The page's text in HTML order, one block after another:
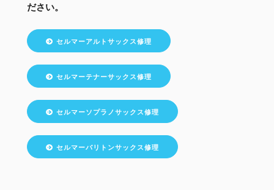
ださい。
セルマーアルトサックス修理
セルマーテナーサックス修理
セルマーソプラノサックス修理
セルマーバリトンサックス修理